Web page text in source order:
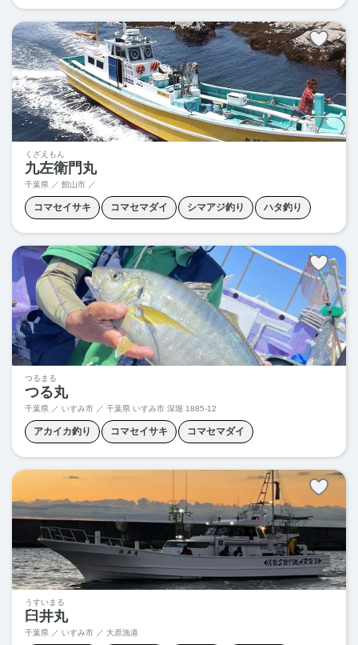
コマセイサキ ショウサイフグ釣り ヒラメ釣り
ヤリイカ釣り 五目釣り 根魚釣り 泳がせ釣り
青物ルアー
くざえもん
九左衛門丸
千葉県 ／ 館山市 ／
コマセイサキ コマセマダイ シマアジ釣り ハタ釣り
ヒラメ釣り 五目釣り 根魚釣り 青物釣り
つるまる
つる丸
千葉県 ／ いすみ市 ／ 千葉県 いすみ市 深堀 1885-12
アカイカ釣り コマセイサキ コマセマダイ
スルメイカ釣り ヒラメ釣り フグ釣り ヤリイカ釣り
うすいまる
臼井丸
千葉県 ／ いすみ市 ／ 大原漁港